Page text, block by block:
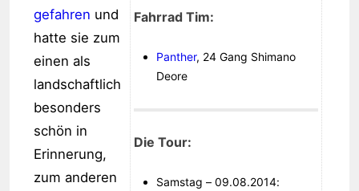
Fahrrad Tim:
Panther, 24 Gang Shimano
Deore
Die Tour:
Samstag – 09.08.2014:
gefahren und
hatte sie zum
einen als
landschaftlich
besonders
schön in
Erinnerung,
zum anderen